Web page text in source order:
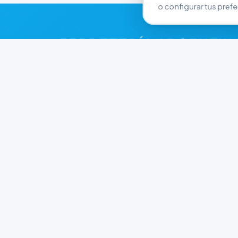
FERRETERÍA
o configurar tus